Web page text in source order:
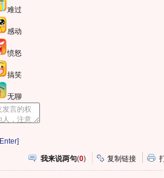
难过
感动
愤怒
搞笑
无聊
我来说两句(0) 复制链接